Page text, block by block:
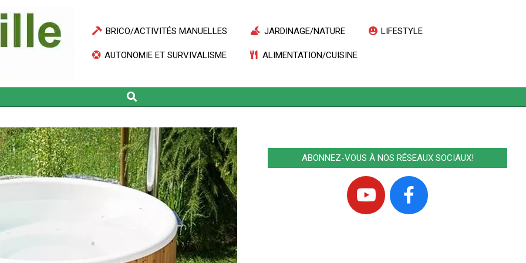
BRICO/ACTIVITÉS MANUELLES JARDINAGE/NATURE LIFESTYLE
AUTONOMIE ET SURVIVALISME ALIMENTATION/CUISINE
Search
ABONNEZ-VOUS À NOS RÉSEAUX SOCIAUX!